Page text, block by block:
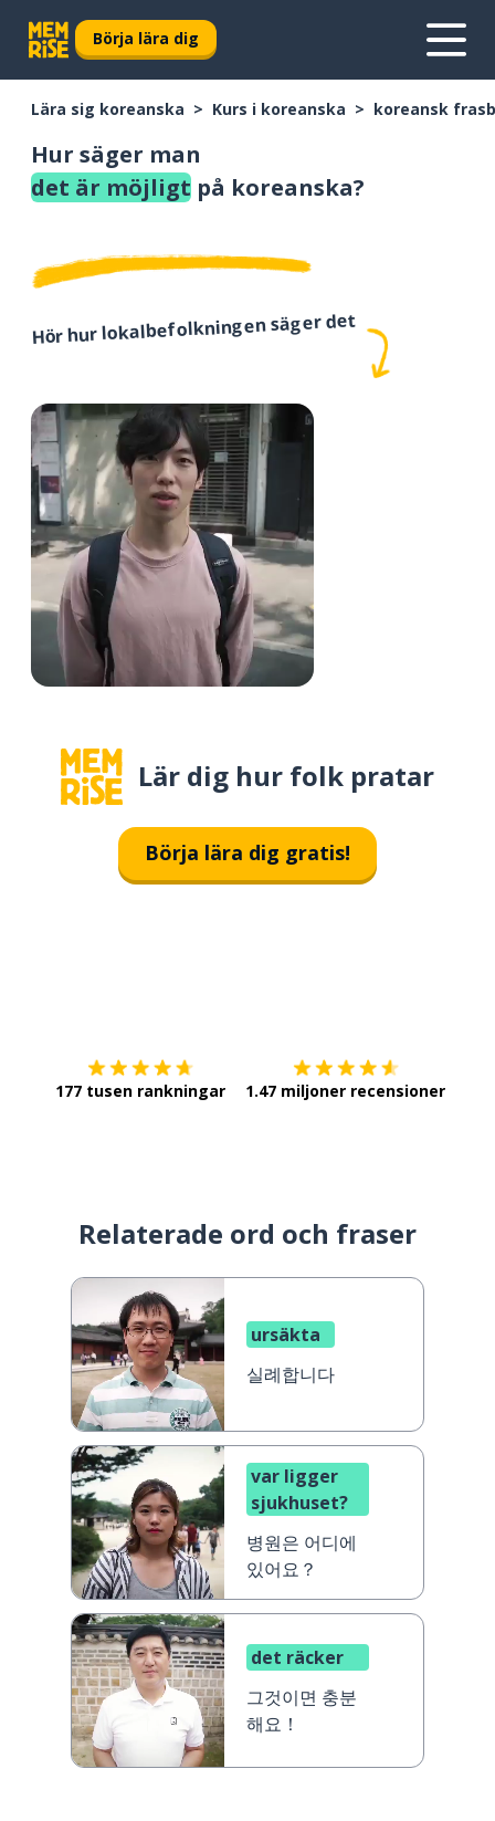
Börja lära dig
Lära sig koreanska Kurs i koreanska koreansk
Hur säger man
det är möjligt på koreanska?
Hör hur lokalbefolkningen säger det
Lär dig hur folk pratar
Börja lära dig gratis!
177 tusen rankningar 1.47 miljoner recensioner
Relaterade ord och fraser
ursäkta
실례합니다
var ligger
sjukhuset?
병원은 어디에
있어요？
det räcker
그것이면 충분
해요！